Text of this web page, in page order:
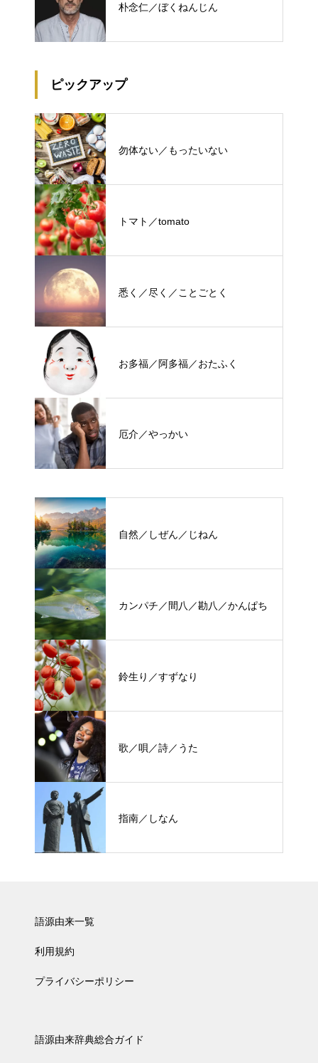
朴念仁／ぼくねんじん
ピックアップ
勿体ない／もったいない
トマト／tomato
悉く／尽く／ことごとく
お多福／阿多福／おたふく
厄介／やっかい
自然／しぜん／じねん
カンパチ／間八／勘八／かんぱち
鈴生り／すずなり
歌／唄／詩／うた
指南／しなん
語源由来一覧
利用規約
プライバシーポリシー
語源由来辞典総合ガイド